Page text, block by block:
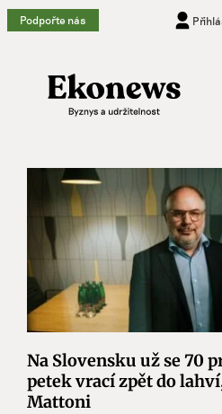
Přeskočit
na
Podpořte nás
Na Slovensku už se 70
petek vrací zpět do
Mattoni